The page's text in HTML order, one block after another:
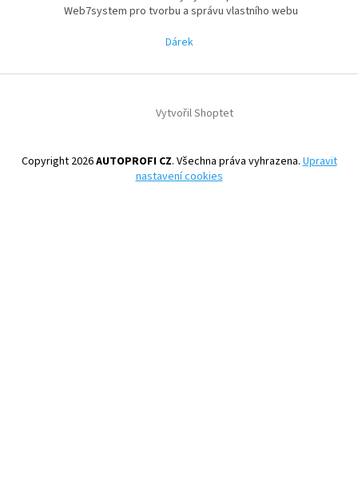
Web7system pro tvorbu a správu vlastního webu
Dárek
Vytvořil Shoptet
Copyright 2026AUTOPROFI CZ. Všechna práva vyhrazena. Upravit
nastavení cookies